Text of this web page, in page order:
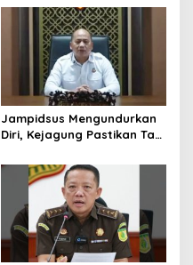
Kejagung Rajut Kongsi
Jampidsus Mengundurkan
Diri, Kejagung Pastikan Tak
Hukum di Gedung Bundar